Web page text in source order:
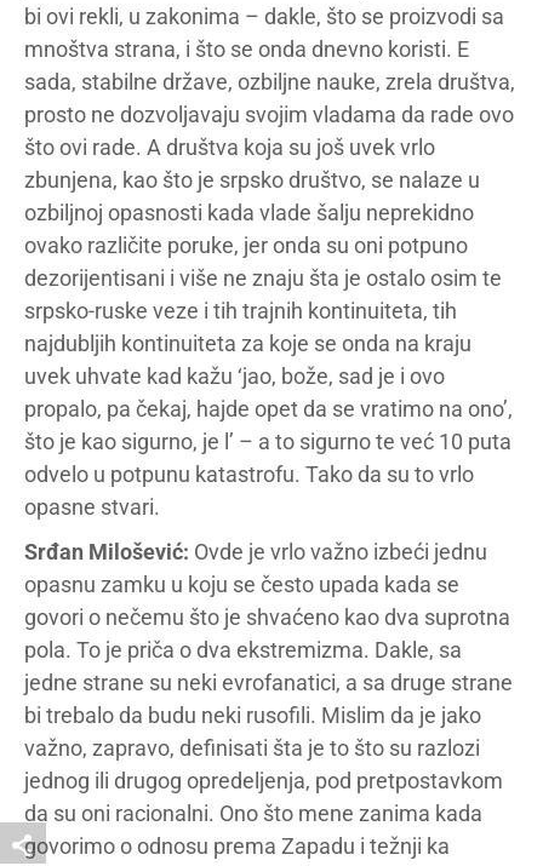
bi ovi rekli, u zakonima – dakle, što se proizvodi sa
mnoštva strana, i što se onda dnevno koristi. E
sada, stabilne države, ozbiljne nauke, zrela društva,
prosto ne dozvoljavaju svojim vladama da rade ovo
što ovi rade. A društva koja su još uvek vrlo
zbunjena, kao što je srpsko društvo, se nalaze u
ozbiljnoj opasnosti kada vlade šalju neprekidno
ovako različite poruke, jer onda su oni potpuno
dezorijentisani i više ne znaju šta je ostalo osim te
srpsko-ruske veze i tih trajnih kontinuiteta, tih
najdubljih kontinuiteta za koje se onda na kraju
uvek uhvate kad kažu ‘jao, bože, sad je i ovo
propalo, pa čekaj, hajde opet da se vratimo na ono’,
što je kao sigurno, je l’ – a to sigurno te već 10 puta
odvelo u potpunu katastrofu. Tako da su to vrlo
opasne stvari.
Srđan Milošević: Ovde je vrlo važno izbeći jednu
opasnu zamku u koju se često upada kada se
govori o nečemu što je shvaćeno kao dva suprotna
pola. To je priča o dva ekstremizma. Dakle, sa
jedne strane su neki evrofanatici, a sa druge strane
bi trebalo da budu neki rusofili. Mislim da je jako
važno, zapravo, definisati šta je to što su razlozi
jednog ili drugog opredeljenja, pod pretpostavkom
da su oni racionalni. Ono što mene zanima kada
govorimo o odnosu prema Zapadu i težnji ka